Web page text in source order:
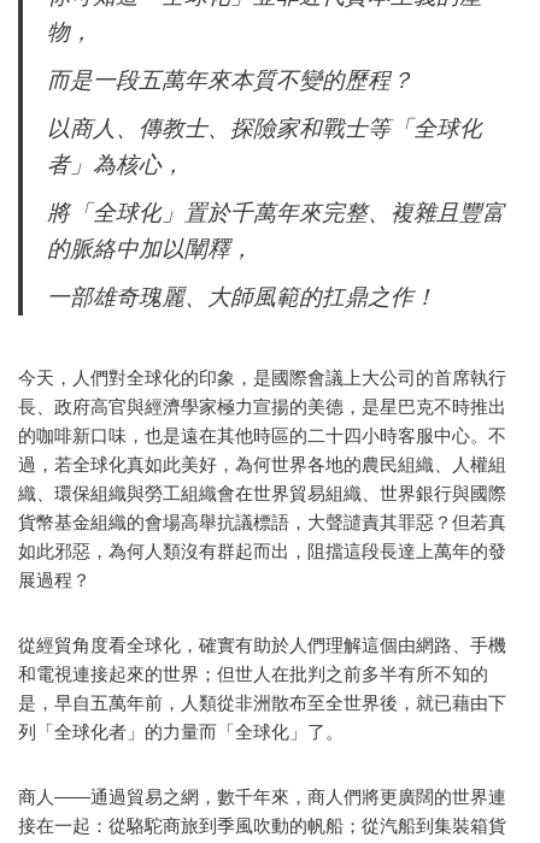
物，
而是一段五萬年來本質不變的歷程？
以商人、傳教士、探險家和戰士等「全球化
者」為核心，
將「全球化」置於千萬年來完整、複雜且豐富
的脈絡中加以闡釋，
一部雄奇瑰麗、大師風範的扛鼎之作！
今天，人們對全球化的印象，是國際會議上大公司的首席執行
長、政府高官與經濟學家極力宣揚的美德，是星巴克不時推出
的咖啡新口味，也是遠在其他時區的二十四小時客服中心。不
過，若全球化真如此美好，為何世界各地的農民組織、人權組
織、環保組織與勞工組織會在世界貿易組織、世界銀行與國際
貨幣基金組織的會場高舉抗議標語，大聲譴責其罪惡？但若真
如此邪惡，為何人類沒有群起而出，阻擋這段長達上萬年的發
展過程？
從經貿角度看全球化，確實有助於人們理解這個由網路、手機
和電視連接起來的世界；但世人在批判之前多半有所不知的
是，早自五萬年前，人類從非洲散布至全世界後，就已藉由下
列「全球化者」的力量而「全球化」了。
商人——通過貿易之網，數千年來，商人們將更廣闊的世界連
接在一起：從駱駝商旅到季風吹動的帆船；從汽船到集裝箱貨